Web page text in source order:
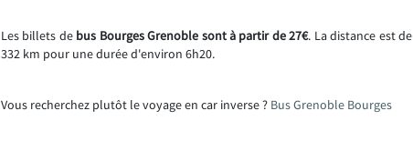
Les billets de bus Bourges Grenoble sont à partir de 27€. La distance est de
332 km pour une durée d'environ 6h20.
Vous recherchez plutôt le voyage en car inverse ? Bus Grenoble Bourges